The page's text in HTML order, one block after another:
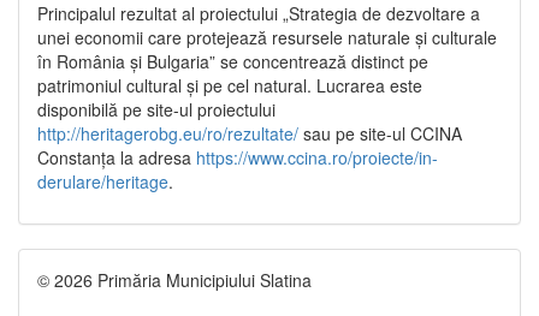
Principalul rezultat al proiectului „Strategia de dezvoltare a
unei economii care protejează resursele naturale și culturale
în România și Bulgaria” se concentrează distinct pe
patrimoniul cultural și pe cel natural. Lucrarea este
disponibilă pe site-ul proiectului
http://heritagerobg.eu/ro/rezultate/ sau pe site-ul CCINA
Constanța la adresa https://www.ccina.ro/proiecte/in-
derulare/heritage.
© 2026 Primăria Municipiului Slatina